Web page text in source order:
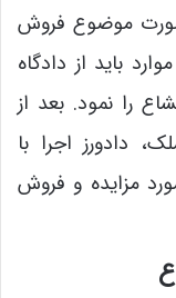
موضوع فروش
باید از دادگاه
را نمود. بعد از
دادورز اجرا با
مزایده و فروش